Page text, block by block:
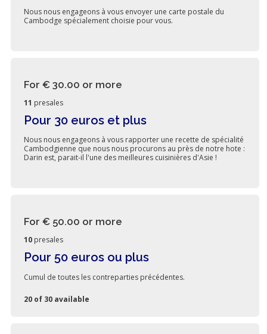
Nous nous engageons à vous envoyer une carte postale du
Cambodge spécialement choisie pour vous.
For € 30.00 or more
11 presales
Pour 30 euros et plus
Nous nous engageons à vous rapporter une recette de spécialité
Cambodgienne que nous nous procurons au près de notre hote :
Darin est, parait-il l'une des meilleures cuisinières d'Asie !
For € 50.00 or more
10 presales
Pour 50 euros ou plus
Cumul de toutes les contreparties précédentes.
20 of 30 available